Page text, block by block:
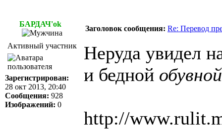
БАРДАЧ'ok
Заголовок сообщения: Re: Перевод
Активный участник
Зарегистрирован:
28 окт 2013, 20:40
Сообщения: 928
Изображений: 0
Неруда увидел
и бедной
http://